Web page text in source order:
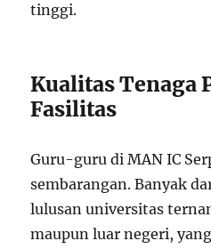
tinggi.
Kualitas Tenaga
Fasilitas
Guru-guru di MAN IC
sembarangan. Banyak
lulusan universitas
maupun luar negeri,